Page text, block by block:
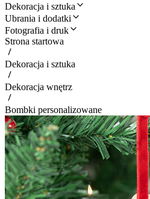
Dekoracja i sztuka
Ubrania i dodatki
Fotografia i druk
Strona startowa
Dekoracja i sztuka
Dekoracja wnętrz
Bombki personalizowane